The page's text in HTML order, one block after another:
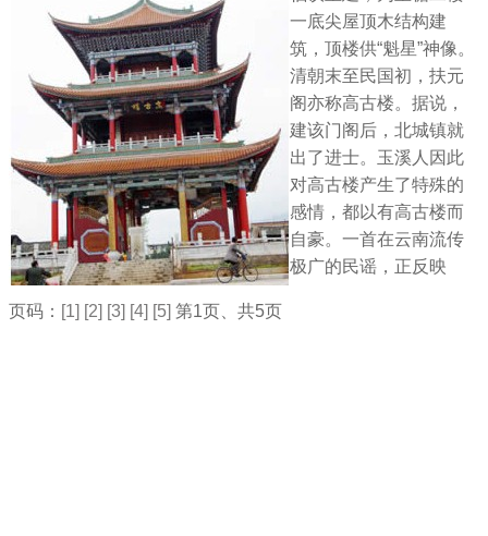
一底尖屋顶木结构建
筑，顶楼供“魁星”神像。
清朝末至民国初，扶元
阁亦称高古楼。据说，
建该门阁后，北城镇就
出了进士。玉溪人因此
对高古楼产生了特殊的
感情，都以有高古楼而
自豪。一首在云南流传
极广的民谣，正反映
页码： [1] [2] [3] [4] [5] 第1页、共5页